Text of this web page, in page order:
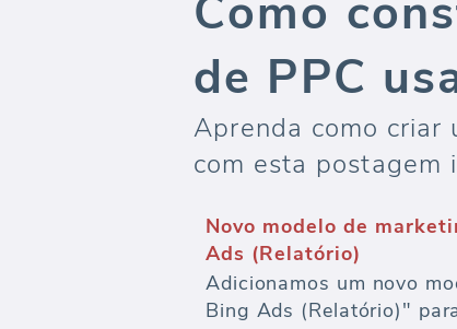
Como
de PPC
Aprenda como criar
com esta postagem
Seu Hub de Dados de
Alimente todos os seus
data warehouse - desde
visualização e